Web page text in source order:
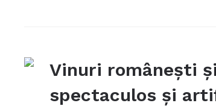
Vinuri românești
spectaculos și